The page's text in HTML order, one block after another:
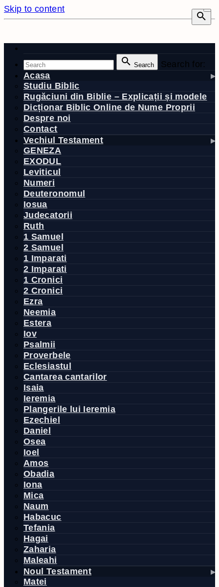
Skip to content
Search
Search for:
Acasa
Studiu Biblic
Rugăciuni din Biblie – Explicații și modele
Dicționar Biblic Online de Nume Proprii
Despre noi
Contact
Vechiul Testament
GENEZA
EXODUL
Leviticul
Numeri
Deuteronomul
Iosua
Judecatorii
Ruth
1 Samuel
2 Samuel
1 Imparati
2 Imparati
1 Cronici
2 Cronici
Ezra
Neemia
Estera
Iov
Psalmii
Proverbele
Eclesiastul
Cantarea cantarilor
Isaia
Ieremia
Plangerile lui Ieremia
Ezechiel
Daniel
Osea
Ioel
Amos
Obadia
Iona
Mica
Naum
Habacuc
Tefania
Hagai
Zaharia
Maleahi
Noul Testament
Matei